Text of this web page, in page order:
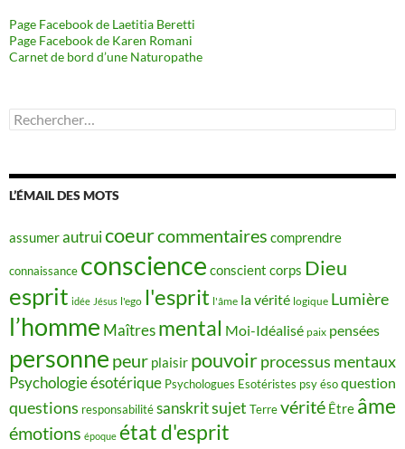
Page Facebook de Laetitia Beretti
Page Facebook de Karen Romani
Carnet de bord d’une Naturopathe
Rechercher :
L’ÉMAIL DES MOTS
assumerautruicoeurcommentaires comprendre
connaissance conscience conscient corps Dieu
esprit idée Jésus l'ego l'esprit l'âme la vérité logique Lumière
l’homme Maîtres mental Moi-Idéalisé paix pensées
personne peur plaisir pouvoirprocessus mentaux
Psychologie ésotérique Psychologues Esotéristes psy ésoquestion
questions responsabilitésanskritsujet Terrevérité Être âme
émotions époque état d'esprit